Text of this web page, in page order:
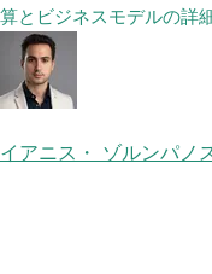
算とビジネスモデルの詳
イアニス・ ゾルンパノ